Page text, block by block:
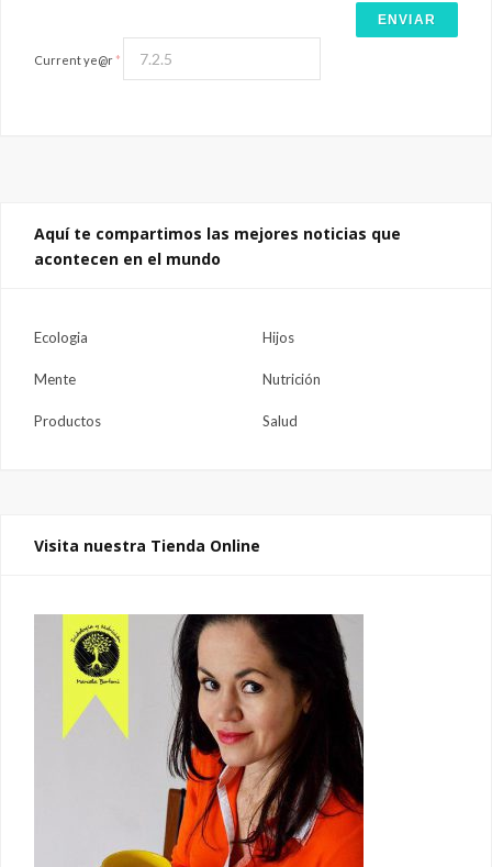
Current ye@r *
Aquí te compartimos las mejores noticias que
acontecen en el mundo
Ecologia Hijos
Mente Nutrición
Productos Salud
Visita nuestra Tienda Online